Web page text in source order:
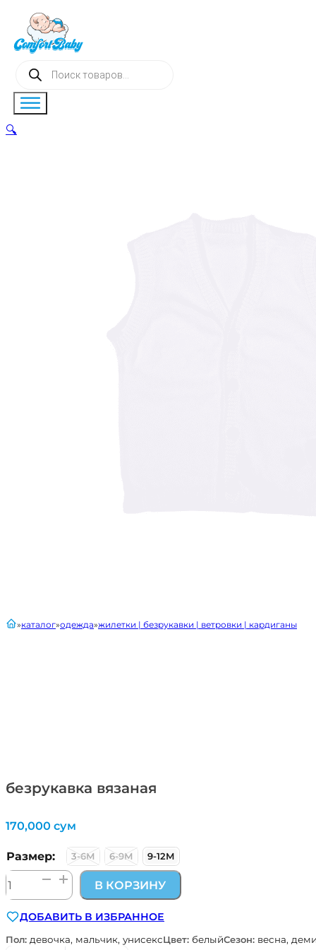
Поиск
товаров
безрукавка вязаная
главнаякаталог одежда жилетки | безрукавки | ветровки | кардиганы
170,000 сум
Размер: 3-6М 6-9М 9-12М
Количество
товара
вязаная
В КОРЗИНУ
ДОБАВИТЬ В ИЗБРАННОЕ
Пол: девочка, мальчик, унисексЦвет: белыйСезон: весна,
🔍